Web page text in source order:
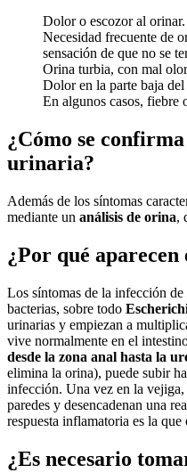
Dolor o escozor al orinar.
Necesidad frecuente de
sensación de que no se
Orina turbia, con mal
Dolor en la parte baja
En algunos casos, fiebre
¿Cómo se
urinaria?
Además de los síntomas
mediante un análisis de orina,
¿Por qué aparecen
Los síntomas de la infección
bacterias, sobre todo
urinarias y empiezan a
vive normalmente en el
desde la zona anal hasta la
elimina la orina), puede subir
infección. Una vez en la vejiga,
paredes y desencadenan una
respuesta inflamatoria es la
¿Es necesario